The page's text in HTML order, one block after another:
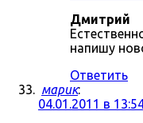
Дмитрий
напишу
Ответить
марик:
04.01.2011 в